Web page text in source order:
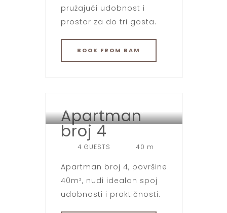
pružajući udobnost i
prostor za do tri gosta.
BOOK FROM BAM
HOTEL SPORT JAHORINA
Apartman
broj 4
4 GUESTS 40 m
Apartman broj 4, površine
40m², nudi idealan spoj
udobnosti i praktičnosti.